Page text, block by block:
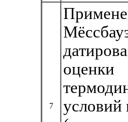
7
оценки
условий